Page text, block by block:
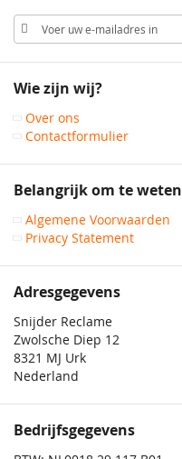
Abonneer
u
op
nieuwsbrief
Wie zijn wij?
Over ons
Contactformulier
Belangrijk om te weten
Algemene Voorwaarden
Privacy Statement
Adresgegevens
Snijder Reclame
Zwolsche Diep 12
8321 MJ Urk
Nederland
Bedrijfsgegevens